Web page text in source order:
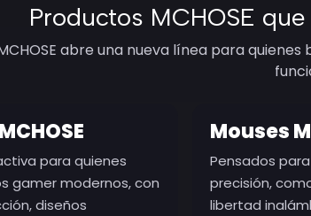
Productos MCHOSE
abre una nueva línea para
para quienes
gamer modernos, con
diseños
Mouses
Pensados
precisión,
libertad